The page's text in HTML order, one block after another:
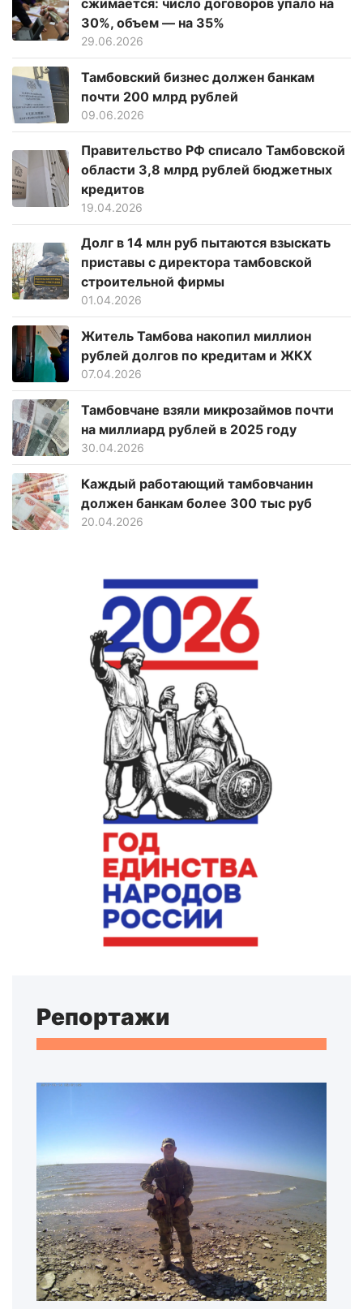
сжимается: число договоров упало на
30%, объем — на 35%
29.06.2026
Тамбовский бизнес должен банкам
почти 200 млрд рублей
09.06.2026
Правительство РФ списало Тамбовской
области 3,8 млрд рублей бюджетных
кредитов
19.04.2026
Долг в 14 млн руб пытаются взыскать
приставы с директора тамбовской
строительной фирмы
01.04.2026
Житель Тамбова накопил миллион
рублей долгов по кредитам и ЖКХ
07.04.2026
Тамбовчане взяли микрозаймов почти
на миллиард рублей в 2025 году
30.04.2026
Каждый работающий тамбовчанин
должен банкам более 300 тыс руб
20.04.2026
Репортажи